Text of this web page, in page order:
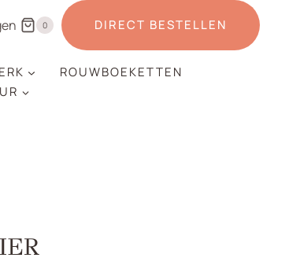
0 DIRECT BESTELLEN
ROUWBOEKETTEN